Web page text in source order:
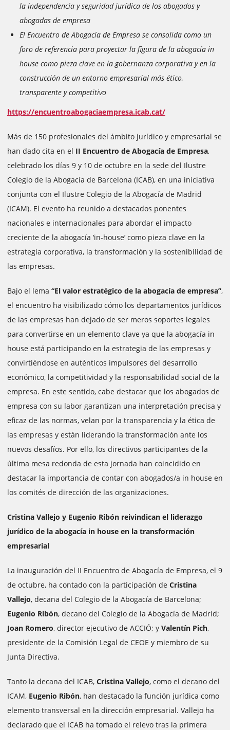
la independencia y seguridad jurídica de los abogados y
abogadas de empresa
El Encuentro de Abogacía de Empresa se consolida como un
foro de referencia para proyectar la figura de la abogacía in
house como pieza clave en la gobernanza corporativa y en la
construcción de un entorno empresarial más ético,
transparente y competitivo
https://encuentroabogaciaempresa.icab.cat/
Más de 150 profesionales del ámbito jurídico y empresarial se
han dado cita en el II Encuentro de Abogacía de Empresa,
celebrado los días 9 y 10 de octubre en la sede del Ilustre
Colegio de la Abogacía de Barcelona (ICAB), en una iniciativa
conjunta con el Ilustre Colegio de la Abogacía de Madrid
(ICAM). El evento ha reunido a destacados ponentes
nacionales e internacionales para abordar el impacto
creciente de la abogacía ‘in-house’ como pieza clave en la
estrategia corporativa, la transformación y la sostenibilidad de
las empresas.
Bajo el lema “El valor estratégico de la abogacía de empresa”,
el encuentro ha visibilizado cómo los departamentos jurídicos
de las empresas han dejado de ser meros soportes legales
para convertirse en un elemento clave ya que la abogacía in
house está participando en la estrategia de las empresas y
convirtiéndose en auténticos impulsores del desarrollo
económico, la competitividad y la responsabilidad social de la
empresa. En este sentido, cabe destacar que los abogados de
empresa con su labor garantizan una interpretación precisa y
eficaz de las normas, velan por la transparencia y la ética de
las empresas y están liderando la transformación ante los
nuevos desafíos. Por ello, los directivos participantes de la
última mesa redonda de esta jornada han coincidido en
destacar la importancia de contar con abogados/a in house en
los comités de dirección de las organizaciones.
Cristina Vallejo y Eugenio Ribón reivindican el liderazgo
jurídico de la abogacía in house en la transformación
empresarial
La inauguración del II Encuentro de Abogacía de Empresa, el 9
de octubre, ha contado con la participación de Cristina
Vallejo, decana del Colegio de la Abogacía de Barcelona;
Eugenio Ribón, decano del Colegio de la Abogacía de Madrid;
Joan Romero, director ejecutivo de ACCIÓ; y Valentín Pich,
presidente de la Comisión Legal de CEOE y miembro de su
Junta Directiva.
Tanto la decana del ICAB, Cristina Vallejo, como el decano del
ICAM, Eugenio Ribón, han destacado la función jurídica como
elemento transversal en la dirección empresarial. Vallejo ha
declarado que el ICAB ha tomado el relevo tras la primera